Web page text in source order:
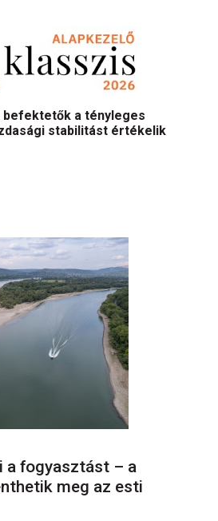
befektetők a tényleges
stabilitást értékelik
a fogyasztást – a
meg az esti